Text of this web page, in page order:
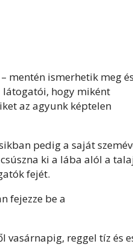
mentén ismerhetik meg
hogy miként
az agyunk képtelen
pedig a saját
ki a lába alól a
fejét.
fejezze be a
vasárnapig, reggel tíz és